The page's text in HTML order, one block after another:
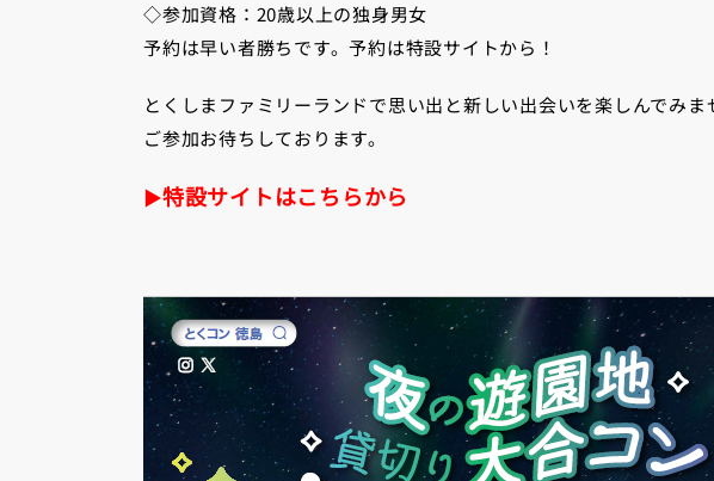
◇参加資格：20歳以上の独身男女
予約は早い者勝ちです。予約は特設サイトから！
とくしまファミリーランドで思い出と新しい出会いを楽しんでみま
ご参加お待ちしております。
▶特設サイトはこちらから